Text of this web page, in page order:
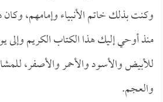
وكنت بذلك خاتم الأنبياء وإمامهم، وكان
منذ أوحي إليك هذا الكتاب الكريم وإلى
للأبيض والأسود والأحمر والأصفر،
والعجم.